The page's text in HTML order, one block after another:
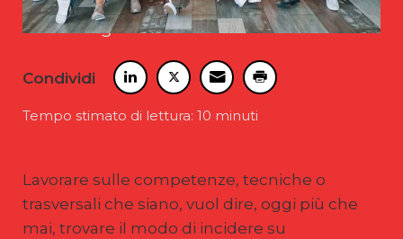
e cioè di giovani nati tra il 1995 e il 2010.
Condividi
Tempo stimato di lettura: 10 minuti
Lavorare sulle competenze, tecniche o
trasversali che siano, vuol dire, oggi più che
mai, trovare il modo di incidere su